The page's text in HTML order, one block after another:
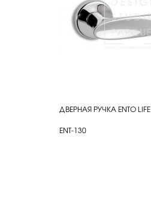
КУПИТЬ
ДВЕРНАЯ РУЧКА ENTO LIFE
ENT-130